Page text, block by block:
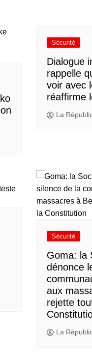
Sécurité
Dialogue
rappelle
voir avec
réaffirme
La
Sécurité
Goma: la
dénonce
aux
rejette
La